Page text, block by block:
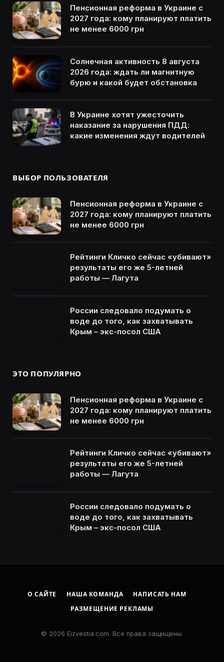
Пенсионная реформа в Украине с
2027 года: кому планируют платить
не менее 6000 грн
Солнечная активность 8 августа
2026 года: ждать ли магнитную
бурю и какой будет обстановка
В Украине хотят ужесточить
наказание за нарушения ПДД:
какие изменения ждут водителей
ВЫБОР ПОЛЬЗОВАТЕЛЯ
Пенсионная реформа в Украине с
2027 года: кому планируют платить
не менее 6000 грн
Рейтинги Кличко сейчас «убивают»
результаты его же 5-летней
работы — Лагута
России следовало подумать о
воде до того, как захватывать
Крым – экс-посол США
ЭТО ПОПУЛЯРНО
Пенсионная реформа в Украине с
2027 года: кому планируют платить
не менее 6000 грн
Рейтинги Кличко сейчас «убивают»
результаты его же 5-летней
работы — Лагута
России следовало подумать о
воде до того, как захватывать
Крым – экс-посол США
О САЙТЕ НАША КОМАНДА
НАПИСАТЬ НАМ
РАЗМЕЩЕНИЕ РЕКЛАМЫ
© 2026 Eizvestia.com. Все права защищены.